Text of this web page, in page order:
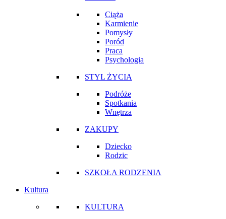
Ciąża
Karmienie
Pomysły
Poród
Praca
Psychologia
STYL ŻYCIA
Podróże
Spotkania
Wnętrza
ZAKUPY
Dziecko
Rodzic
SZKOŁA RODZENIA
Kultura
KULTURA